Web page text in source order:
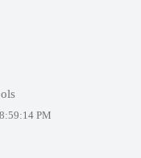
PM